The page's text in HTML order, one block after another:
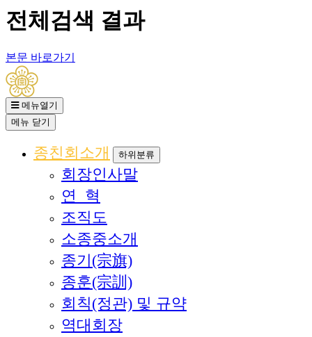
전체검색 결과
본문 바로가기
메뉴열기
메뉴 닫기
종친회소개 하위분류
회장인사말
연 혁
조직도
소종중소개
종기(宗旗)
종훈(宗訓)
회칙(정관) 및 규약
역대회장